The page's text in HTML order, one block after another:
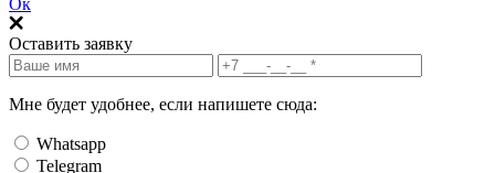
Оставить заявку
Мне будет удобнее, если напишете сюда:
Whatsapp
Telegram